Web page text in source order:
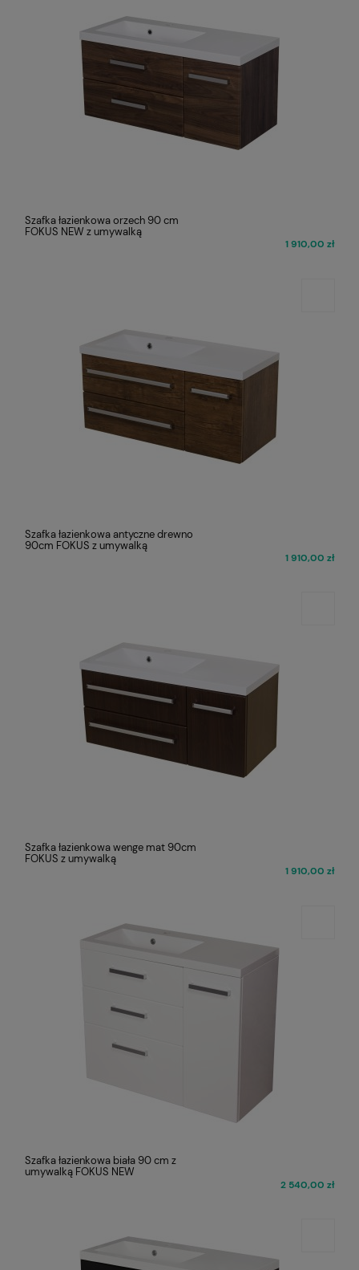
Szafka łazienkowa orzech 90 cm
FOKUS NEW z umywalką
1 910,00 zł
Szafka łazienkowa antyczne drewno
90cm FOKUS z umywalką
1 910,00 zł
Szafka łazienkowa wenge mat 90cm
FOKUS z umywalką
1 910,00 zł
Szafka łazienkowa biała 90 cm z
umywalką FOKUS NEW
2 540,00 zł